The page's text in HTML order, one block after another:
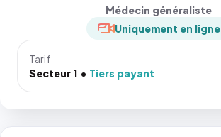
Médecin généraliste
Uniquement en ligne
Tarif
Secteur 1
Tiers payant